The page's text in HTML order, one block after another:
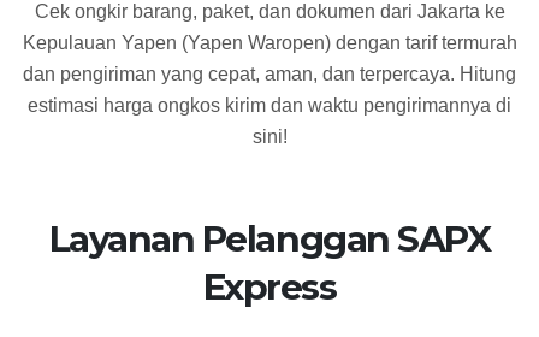
Cek ongkir barang, paket, dan dokumen dari Jakarta ke
Kepulauan Yapen (Yapen Waropen) dengan tarif termurah
dan pengiriman yang cepat, aman, dan terpercaya. Hitung
estimasi harga ongkos kirim dan waktu pengirimannya di
sini!
Layanan Pelanggan SAPX
Express